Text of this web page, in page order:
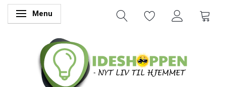
Skifte navigation
Menu